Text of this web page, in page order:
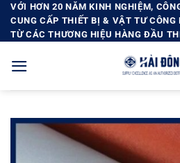
Bỏ
qua
nội
dung
VỚI HƠN 20 NĂM KINH NGHIỆM,
CUNG CẤP THIẾT BỊ & VẬT TƯ CÔNG
TỪ CÁC THƯƠNG HIỆU HÀNG ĐẦU